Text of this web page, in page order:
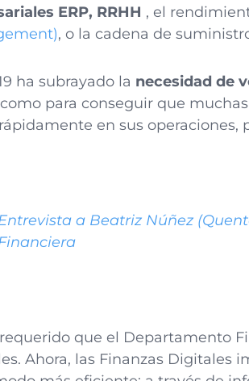
ERP, RRHH , el
, o la cadena de
ha subrayado la necesidad de
para conseguir que
en sus operaciones,
a Beatriz Núñez
que el Departamento
Ahora, las Finanzas Digitales